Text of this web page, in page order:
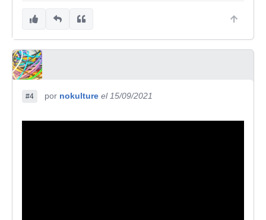
#4 por nokulture el 15/09/2021